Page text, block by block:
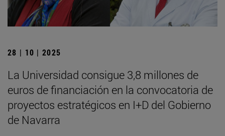
28 | 10 | 2025
La Universidad consigue 3,8 millones de
euros de financiación en la convocatoria de
proyectos estratégicos en I+D del Gobierno
de Navarra